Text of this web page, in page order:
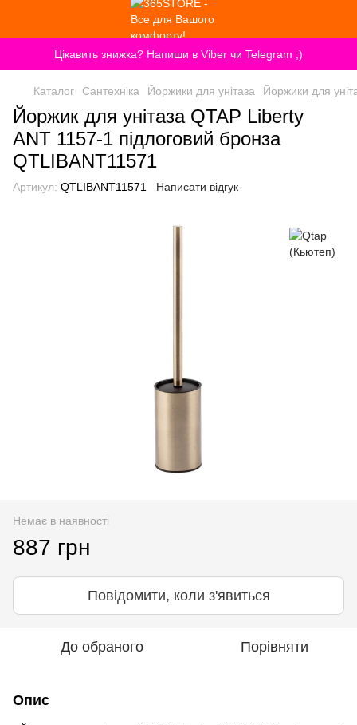
Цікавить знижка? Напиши в Viber чи Telegram ;)
Каталог Сантехніка Йоржики для унітаза Йоржики для
Йоржик для унітаза QTAP Liberty
ANT 1157-1 підлоговий бронза
QTLIBANT11571
Артикул: QTLIBANT11571 Написати відгук
Немає в наявності
887 грн
Повідомити, коли з'явиться
До обраного Порівняти
Опис